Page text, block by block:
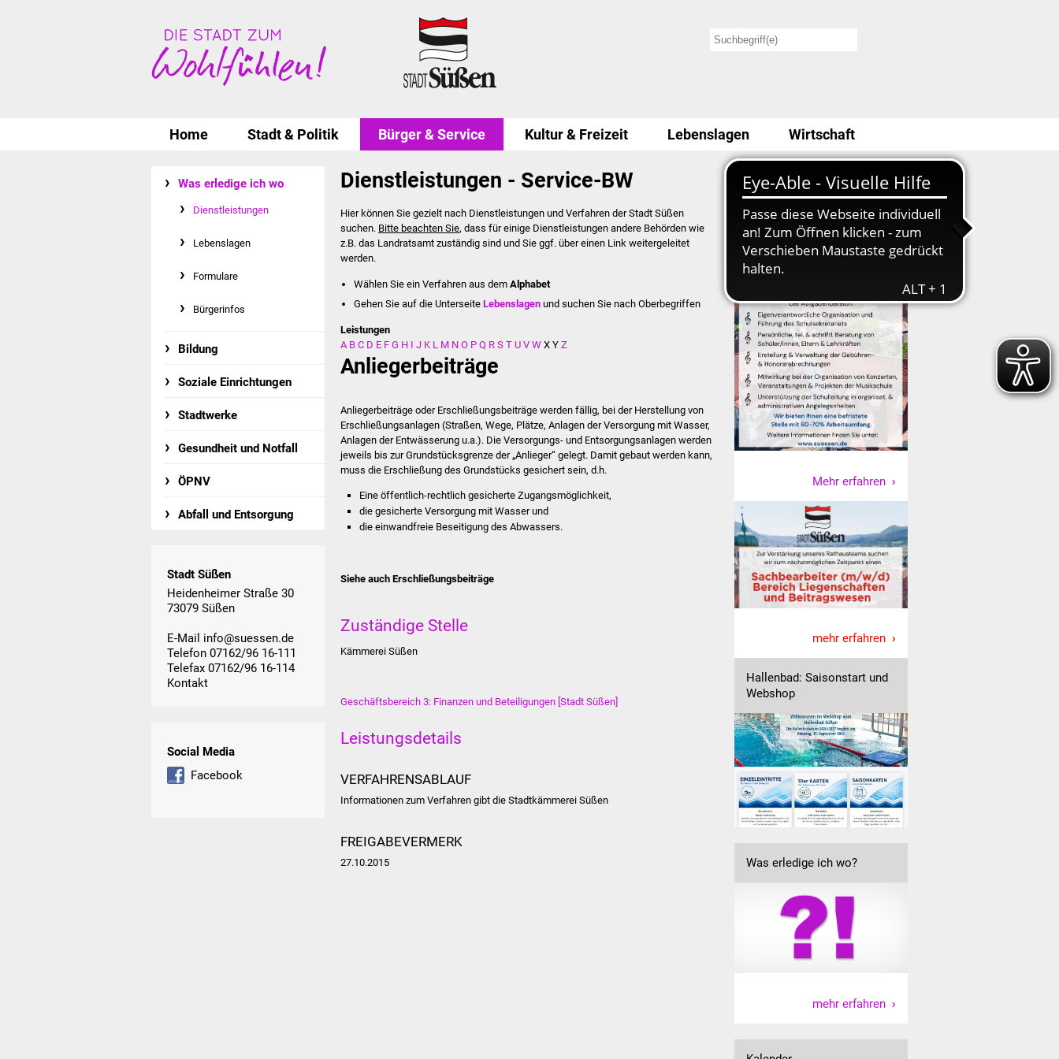
Home Stadt & Politik Bürger & Service Kultur & Freizeit Lebenslagen Wirtschaft
Was erledige ich wo
Dienstleistungen
Lebenslagen
Formulare
Bürgerinfos
Bildung
Soziale Einrichtungen
Stadtwerke
Gesundheit und Notfall
ÖPNV
Abfall und Entsorgung
Stadt Süßen
Heidenheimer Straße 30
73079 Süßen
E-Mail info@suessen.de
Telefon 07162/96 16-111
Telefax 07162/96 16-114
Kontakt
Social Media
Facebook
Dienstleistungen - Service-BW
Hier können Sie gezielt nach Dienstleistungen und Verfahren der Stadt Süßen
suchen. Bitte beachten Sie, dass für einige Dienstleistungen andere Behörden wie
z.B. das Landratsamt zuständig sind und Sie ggf. über einen Link weitergeleitet
werden.
Wählen Sie ein Verfahren aus dem Alphabet
Gehen Sie auf die UnterseiteLebenslagen und suchen Sie nach Oberbegriffen
Leistungen
A B C D E F G H I J K L M N O P Q R S T U V W X Y Z
Anliegerbeiträge
Anliegerbeiträge oder Erschließungsbeiträge werden fällig, bei der Herstellung von
Erschließungsanlagen (Straßen, Wege, Plätze, Anlagen der Versorgung mit Wasser,
Anlagen der Entwässerung u.a.). Die Versorgungs- und Entsorgungsanlagen werden
jeweils bis zur Grundstücksgrenze der „Anlieger“ gelegt. Damit gebaut werden kann,
muss die Erschließung des Grundstücks gesichert sein, d.h.
Eine öffentlich-rechtlich gesicherte Zugangsmöglichkeit,
die gesicherte Versorgung mit Wasser und
die einwandfreie Beseitigung des Abwassers.
Siehe auch Erschließungsbeiträge
Zuständige Stelle
Kämmerei Süßen
Geschäftsbereich 3: Finanzen und Beteiligungen [Stadt Süßen]
Leistungsdetails
VERFAHRENSABLAUF
Informationen zum Verfahren gibt die Stadtkämmerei Süßen
FREIGABEVERMERK
27.10.2015
Stellenausschreibung
Mehr erfahren
mehr erfahren
Hallenbad: Saisonstart und
Webshop
Was erledige ich wo?
mehr erfahren